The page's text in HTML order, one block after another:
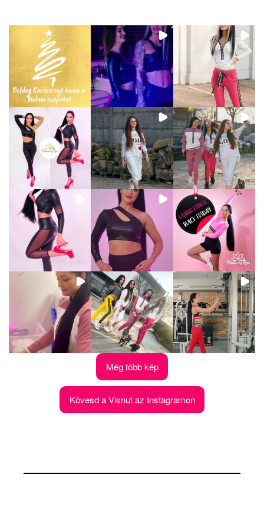
Még több kép
Kövesd a Visnut az Instagramon